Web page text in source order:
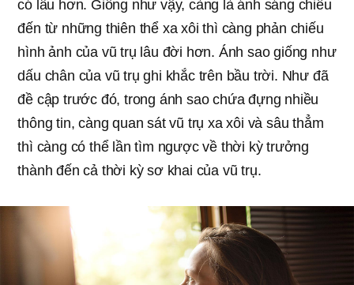
có lâu hơn. Giống như vậy, càng là ánh sáng chiếu
đến từ những thiên thể xa xôi thì càng phản chiếu
hình ảnh của vũ trụ lâu đời hơn. Ánh sao giống như
dấu chân của vũ trụ ghi khắc trên bầu trời. Như đã
đề cập trước đó, trong ánh sao chứa đựng nhiều
thông tin, càng quan sát vũ trụ xa xôi và sâu thẳm
thì càng có thể lần tìm ngược về thời kỳ trưởng
thành đến cả thời kỳ sơ khai của vũ trụ.